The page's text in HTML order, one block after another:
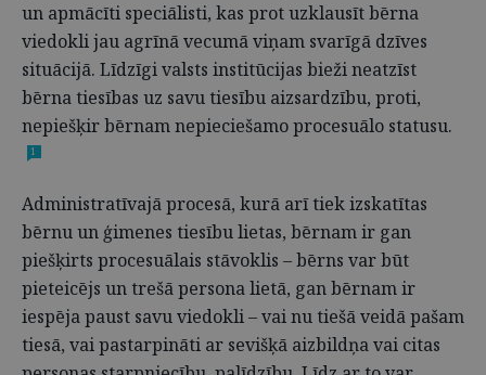
un apmācīti speciālisti, kas prot uzklausīt bērna
viedokli jau agrīnā vecumā viņam svarīgā dzīves
situācijā. Līdzīgi valsts institūcijas bieži neatzīst
bērna tiesības uz savu tiesību aizsardzību, proti,
nepiešķir bērnam nepieciešamo procesuālo statusu.
1
Administratīvajā procesā, kurā arī tiek izskatītas
bērnu un ģimenes tiesību lietas, bērnam ir gan
piešķirts procesuālais stāvoklis – bērns var būt
pieteicējs un trešā persona lietā, gan bērnam ir
iespēja paust savu viedokli – vai nu tiešā veidā pašam
tiesā, vai pastarpināti ar sevišķā aizbildņa vai citas